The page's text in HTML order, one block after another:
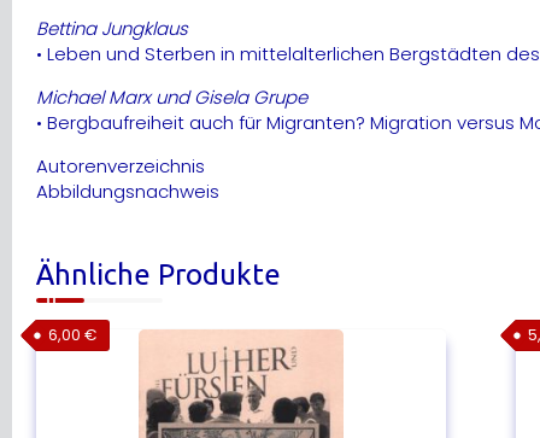
Bettina Jungklaus
• Leben und Sterben in mittelalterlichen Bergstädten
Michael Marx und Gisela Grupe
• Bergbaufreiheit auch für Migranten? Migration versus
Autorenverzeichnis
Abbildungsnachweis
Ähnliche Produkte
6,00 €